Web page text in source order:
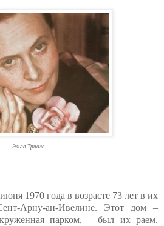
Эльза Триоле
1970 года в возрасте 73 лет в их
Арну-ан-Ивелине. Этот дом –
парком, – был их раем.